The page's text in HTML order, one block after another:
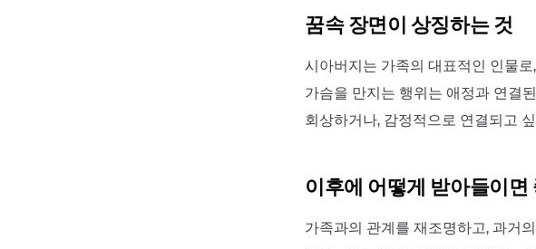
꿈속 장면이 상징하는 것
시아버지는 가족의 대표적인 인물
가슴을 만지는 행위는 애정과 연결
회상하거나, 감정적으로 연결되고
이후에 어떻게 받아들이면
가족과의 관계를 재조명하고, 과거